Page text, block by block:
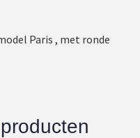
Paris , met ronde